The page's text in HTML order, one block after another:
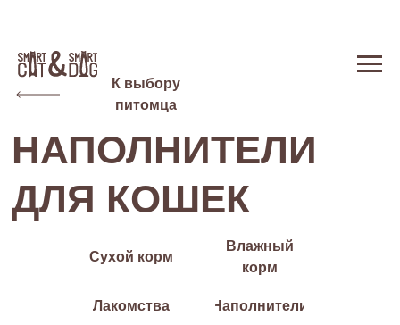
НАПОЛНИТЕЛИ
ДЛЯ КОШЕК
К выбору
питомца
Сухой корм
Влажный
корм
Лакомства Наполнители